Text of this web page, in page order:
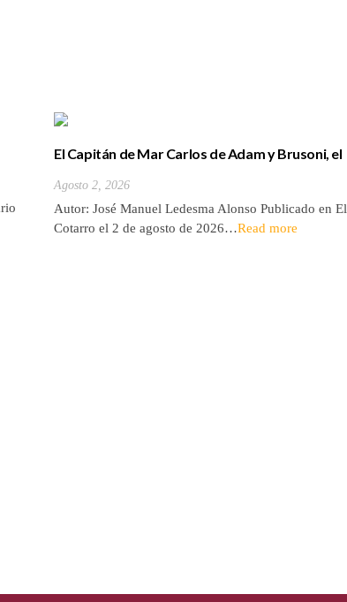
El Capitán de Mar Carlos de Adam y Brusoni, el
Agosto 2, 2026
Autor: José Manuel Ledesma Alonso Publicado en El
Cotarro el 2 de agosto de 2026…Read more